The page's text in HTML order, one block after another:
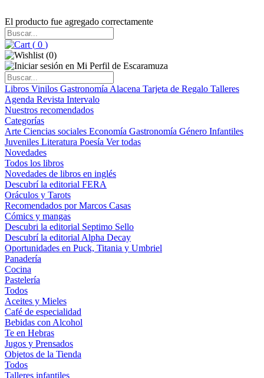
El producto fue agregado correctamente
( 0 )
(0)
Libros Vinilos Gastronomía Alacena Tarjeta de Regalo Talleres
Agenda Revista Intervalo
Nuestros recomendados
Categorías
Arte Ciencias sociales Economía Gastronomía Género Infantiles
Juveniles Literatura Poesía Ver todas
Novedades
Todos los libros
Novedades de libros en inglés
Descubrí la editorial FERA
Oráculos y Tarots
Recomendados por Marcos Casas
Cómics y mangas
Descubri la editorial Septimo Sello
Descubrí la editorial Alpha Decay
Oportunidades en Puck, Titania y Umbriel
Panadería
Cocina
Pastelería
Todos
Aceites y Mieles
Café de especialidad
Bebidas con Alcohol
Te en Hebras
Jugos y Prensados
Objetos de la Tienda
Todos
Talleres infantiles